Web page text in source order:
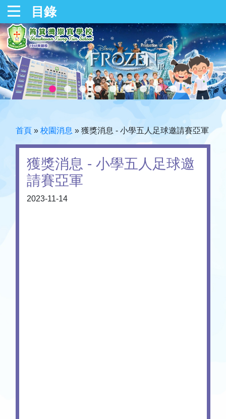
目錄
首頁 » 校園消息 » 獲獎消息 - 小學五人足球邀請賽亞軍
獲獎消息 - 小學五人足球邀
請賽亞軍
2023-11-14